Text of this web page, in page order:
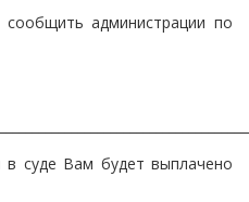
администрации по
в суде Вам будет выплачено